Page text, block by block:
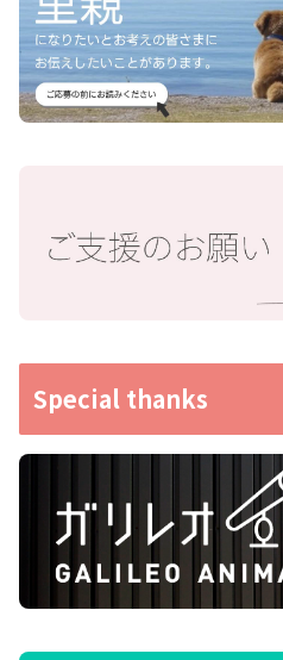
Special thanks